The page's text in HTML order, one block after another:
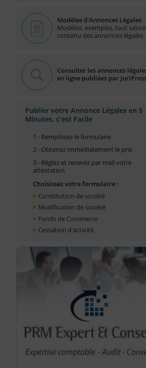
Modèles d'Annonces Légales
Modèles, exemples, tout
contenu des annonces légales
Consulter les annonces
en ligne publiées par
Publier votre Annonce Légales en 5
Minutes, c'est Facile
1 - Remplissez le formulaire
2 - Obtenez immédiatement le prix
3 - Réglez et recevez par mail votre
attestation
Choisissez votre formulaire :
Constitution de société
Modification de société
Fonds de Commerce
Cessation d'activité